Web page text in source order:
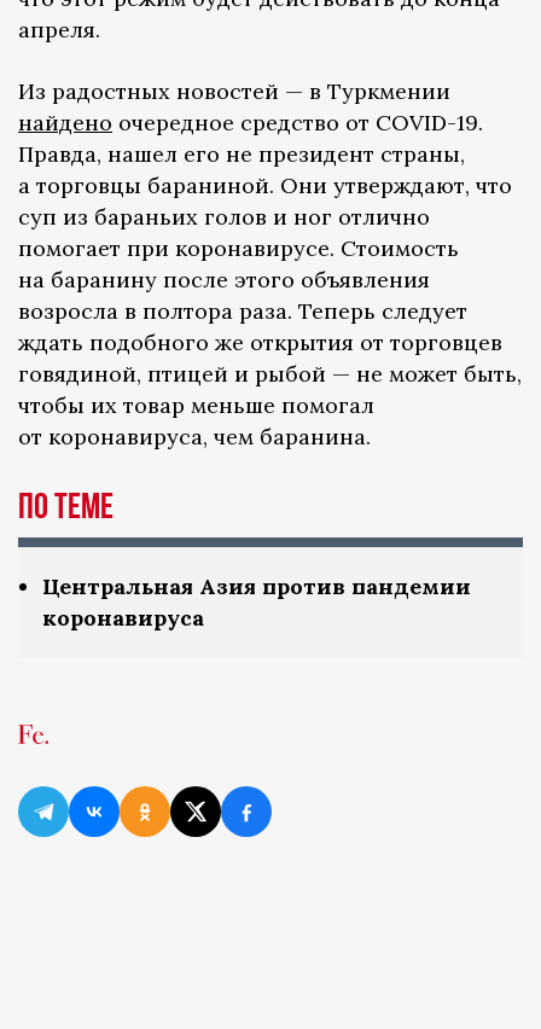
апреля.
Из радостных новостей — в Туркмении
найдено очередное средство от COVID-19.
Правда, нашел его не президент страны,
а торговцы бараниной. Они утверждают, что
суп из бараньих голов и ног отлично
помогает при коронавирусе. Стоимость
на баранину после этого объявления
возросла в полтора раза. Теперь следует
ждать подобного же открытия от торговцев
говядиной, птицей и рыбой — не может быть,
чтобы их товар меньше помогал
от коронавируса, чем баранина.
По теме
Центральная Азия против пандемии
коронавируса